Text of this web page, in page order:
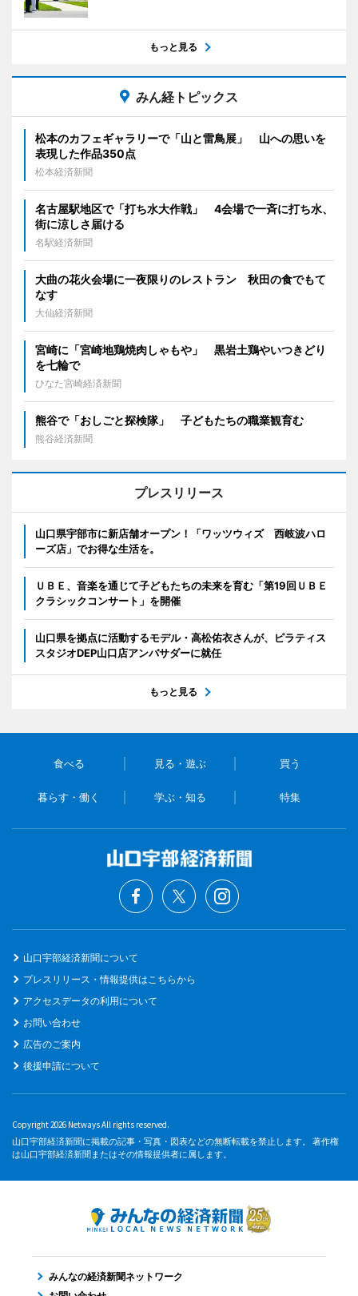
もっと見る
みん経トピックス
松本のカフェギャラリーで「山と雷鳥展」 山への思いを
表現した作品350点
松本経済新聞
名古屋駅地区で「打ち水大作戦」 4会場で一斉に打ち水、
街に涼しさ届ける
名駅経済新聞
大曲の花火会場に一夜限りのレストラン 秋田の食でもて
なす
大仙経済新聞
宮崎に「宮崎地鶏焼肉しゃもや」 黒岩土鶏やいつきどり
を七輪で
ひなた宮崎経済新聞
熊谷で「おしごと探検隊」 子どもたちの職業観育む
熊谷経済新聞
プレスリリース
山口県宇部市に新店舗オープン！「ワッツウィズ 西岐波ハロ
ーズ店」でお得な生活を。
ＵＢＥ、音楽を通じて子どもたちの未来を育む「第19回ＵＢＥ
クラシックコンサート」を開催
山口県を拠点に活動するモデル・高松佑衣さんが、ピラティス
スタジオDEP山口店アンバサダーに就任
もっと見る
食べる 見る・遊ぶ 買う
暮らす・働く 学ぶ・知る 特集
山口宇部経済新聞について
プレスリリース・情報提供はこちらから
アクセスデータの利用について
お問い合わせ
広告のご案内
後援申請について
Copyright 2026 Netways All rights reserved.
山口宇部経済新聞に掲載の記事・写真・図表などの無断転載を禁止します。 著作権
は山口宇部経済新聞またはその情報提供者に属します。
みんなの経済新聞ネットワーク